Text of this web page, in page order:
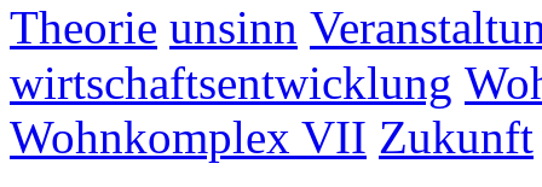
Theorie unsinn
wirtschaftsentwicklung
Wohnkomplex VII Zukunft